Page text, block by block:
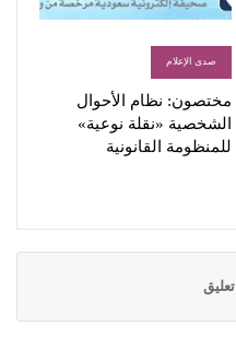
صدى الإعلام
مختصون: نظام الأحوال
الشخصية «نقلة نوعية»
للمنظومة القانونية